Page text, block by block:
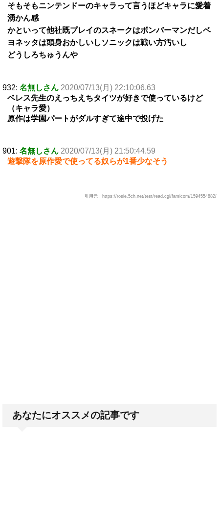
そもそもニンテンドーのキャラって言うほどキャラに愛着
湧かん感
かといって他社既プレイのスネークはボンバーマンだしベ
ヨネッタは頭身おかしいしソニックは戦い方汚いし
どうしろちゅうんや
932: 名無しさん 2020/07/13(月) 22:10:06.63
ベレス先生のえっちえちタイツが好きで使っているけど
（キャラ愛）
原作は学園パートがダルすぎて途中で投げた
901: 名無しさん 2020/07/13(月) 21:50:44.59
遊撃隊を原作愛で使ってる奴らが1番少なそう
引用元：https://rosie.5ch.net/test/read.cgi/famicom/1594554882/
あなたにオススメの記事です